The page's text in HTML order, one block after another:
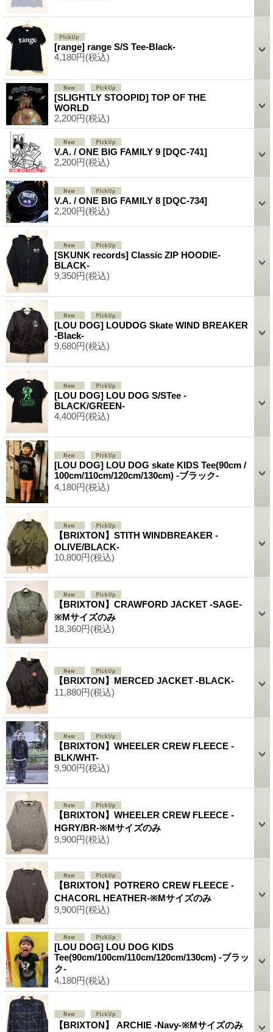
[range] range S/S Tee-Black-
4,180円(税込)
[SLIGHTLY STOOPID] TOP OF THE
WORLD
2,200円(税込)
V.A. / ONE BIG FAMILY 9 [DQC-741]
2,200円(税込)
V.A. / ONE BIG FAMILY 8 [DQC-734]
2,200円(税込)
[SKUNK records] Classic ZIP HOODIE-
BLACK-
9,350円(税込)
[LOU DOG] LOUDOG Skate WIND BREAKER
-Black-
9,680円(税込)
[LOU DOG] LOU DOG S/STee -
BLACK/GREEN-
4,400円(税込)
[LOU DOG] LOU DOG skate KIDS Tee(90cm /
100cm/110cm/120cm/130cm) -ブラック-
4,180円(税込)
【BRIXTON】STITH WINDBREAKER -
OLIVE/BLACK-
10,800円(税込)
【BRIXTON】CRAWFORD JACKET -SAGE-
※Mサイズのみ
18,360円(税込)
【BRIXTON】MERCED JACKET -BLACK-
11,880円(税込)
【BRIXTON】WHEELER CREW FLEECE -
BLK/WHT-
9,900円(税込)
【BRIXTON】WHEELER CREW FLEECE -
HGRY/BR-※Mサイズのみ
9,900円(税込)
【BRIXTON】POTRERO CREW FLEECE -
CHACORL HEATHER-※Mサイズのみ
9,900円(税込)
[LOU DOG] LOU DOG KIDS
Tee(90cm/100cm/110cm/120cm/130cm) -ブラッ
ク-
4,180円(税込)
【BRIXTON】 ARCHIE -Navy-※Mサイズのみ